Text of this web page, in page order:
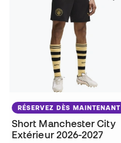
RÉSERVEZ DÈS MAINTENANT
Short Manchester City
Extérieur 2026-2027